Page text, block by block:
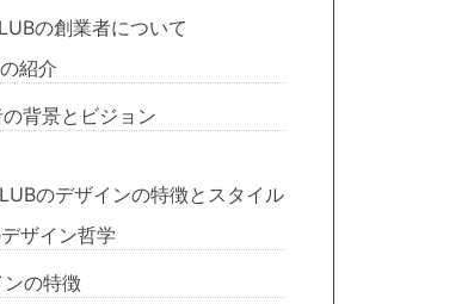
の創業者について
紹介
背景とビジョン
のデザインの特徴とスタイル
ザイン哲学
ンの特徴